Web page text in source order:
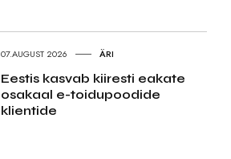
07.AUGUST 2026 ÄRI
Eestis kasvab kiiresti eakate
osakaal e-toidupoodide
klientide